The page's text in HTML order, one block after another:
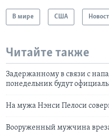
В мире США
Читайте также
Задержанному в связи с
понедельник будут
На мужа Нэнси Пелоси
Вооруженный мужчина